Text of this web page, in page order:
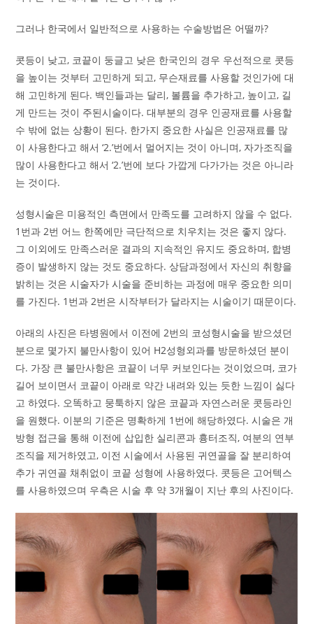
그러나 한국에서 일반적으로 사용하는 수술방법은 어떨까?
콧등이 낮고, 코끝이 둥글고 낮은 한국인의 경우 우선적으로 콧등
을 높이는 것부터 고민하게 되고, 무슨재료를 사용할 것인가에 대
해 고민하게 된다. 백인들과는 달리, 볼륨을 추가하고, 높이고, 길
게 만드는 것이 주된시술이다. 대부분의 경우 인공재료를 사용할
수 밖에 없는 상황이 된다. 한가지 중요한 사실은 인공재료를 많
이 사용한다고 해서 ‘2.’번에서 멀어지는 것이 아니며, 자가조직을
많이 사용한다고 해서 ‘2.’번에 보다 가깝게 다가가는 것은 아니라
는 것이다.
성형시술은 미용적인 측면에서 만족도를 고려하지 않을 수 없다.
1번과 2번 어느 한쪽에만 극단적으로 치우치는 것은 좋지 않다.
그 이외에도 만족스러운 결과의 지속적인 유지도 중요하며, 합병
증이 발생하지 않는 것도 중요하다. 상담과정에서 자신의 취향을
밝히는 것은 시술자가 시술을 준비하는 과정에 매우 중요한 의미
를 가진다. 1번과 2번은 시작부터가 달라지는 시술이기 때문이다.
아래의 사진은 타병원에서 이전에 2번의 코성형시술을 받으셨던
분으로 몇가지 불만사항이 있어 H2성형외과를 방문하셨던 분이
다. 가장 큰 불만사항은 코끝이 너무 커보인다는 것이었으며, 코가
길어 보이면서 코끝이 아래로 약간 내려와 있는 듯한 느낌이 싫다
고 하였다. 오똑하고 뭉툭하지 않은 코끝과 자연스러운 콧등라인
을 원했다. 이분의 기준은 명확하게 1번에 해당하였다. 시술은 개
방형 접근을 통해 이전에 삽입한 실리콘과 흉터조직, 여분의 연부
조직을 제거하였고, 이전 시술에서 사용된 귀연골을 잘 분리하여
추가 귀연골 채취없이 코끝 성형에 사용하였다. 콧등은 고어텍스
를 사용하였으며 우측은 시술 후 약 3개월이 지난 후의 사진이다.